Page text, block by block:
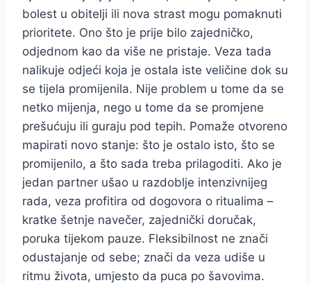
bolest u obitelji ili nova strast mogu pomaknuti
prioritete. Ono što je prije bilo zajedničko,
odjednom kao da više ne pristaje. Veza tada
nalikuje odjeći koja je ostala iste veličine dok su
se tijela promijenila. Nije problem u tome da se
netko mijenja, nego u tome da se promjene
prešućuju ili guraju pod tepih. Pomaže otvoreno
mapirati novo stanje: što je ostalo isto, što se
promijenilo, a što sada treba prilagoditi. Ako je
jedan partner ušao u razdoblje intenzivnijeg
rada, veza profitira od dogovora o ritualima –
kratke šetnje navečer, zajednički doručak,
poruka tijekom pauze. Fleksibilnost ne znači
odustajanje od sebe; znači da veza udiše u
ritmu života, umjesto da puca po šavovima.